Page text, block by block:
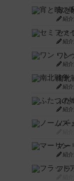
宵と
紹介
紹介
ワン
紹介
南北
紹介
ふた
紹介
ノー
マー
紹介
フラ